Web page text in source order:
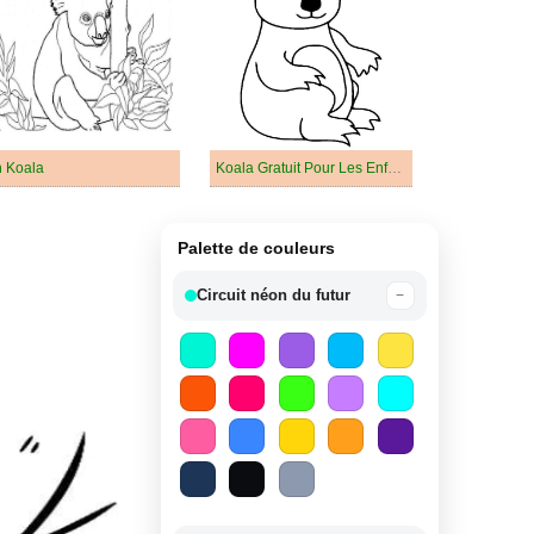
Koala Koala Gratuit Pour Les Enfants
Palette de couleurs
Circuit néon du futur −